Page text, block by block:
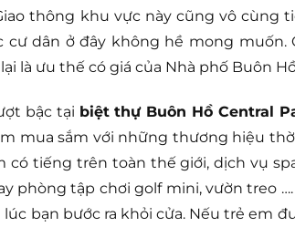
thông khu vực này cũng vô cùng
cư dân ở đây không hề mong
là ưu thế có giá của Nhà phố Buôn
bậc tại biệt thự Buôn Hồ Central
mua sắm với những thương hiệu
có tiếng trên toàn thế giới, dịch vụ
phòng tập chơi golf mini, vườn treo
bạn bước ra khỏi cửa. Nếu trẻ em